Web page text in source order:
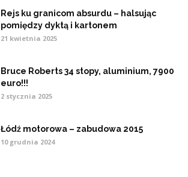
Rejs ku granicom absurdu – halsując
pomiędzy dyktą i kartonem
21 kwietnia 2025
Bruce Roberts 34 stopy, aluminium, 7900
euro!!!
2 stycznia 2025
Łódź motorowa – zabudowa 2015
10 grudnia 2024